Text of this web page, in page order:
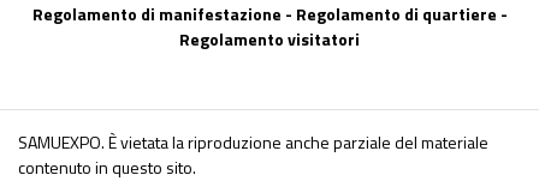
Regolamento di manifestazione - Regolamento di quartiere -
Regolamento visitatori
SAMUEXPO. È vietata la riproduzione anche parziale del materiale
contenuto in questo sito.